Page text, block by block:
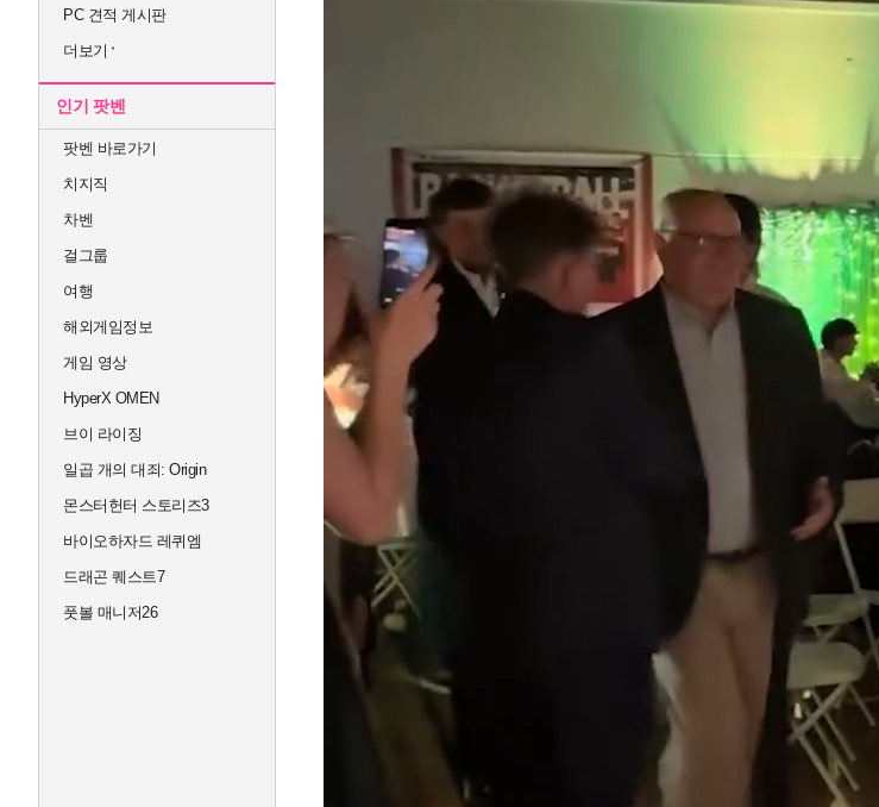
PC 견적 게시판
더보기
인기 팟벤
팟벤 바로가기
치지직
차벤
걸그룹
여행
해외게임정보
게임 영상
HyperX OMEN
브이 라이징
일곱 개의 대죄: Origin
몬스터헌터 스토리즈3
바이오하자드 레퀴엠
드래곤 퀘스트7
풋볼 매니저26